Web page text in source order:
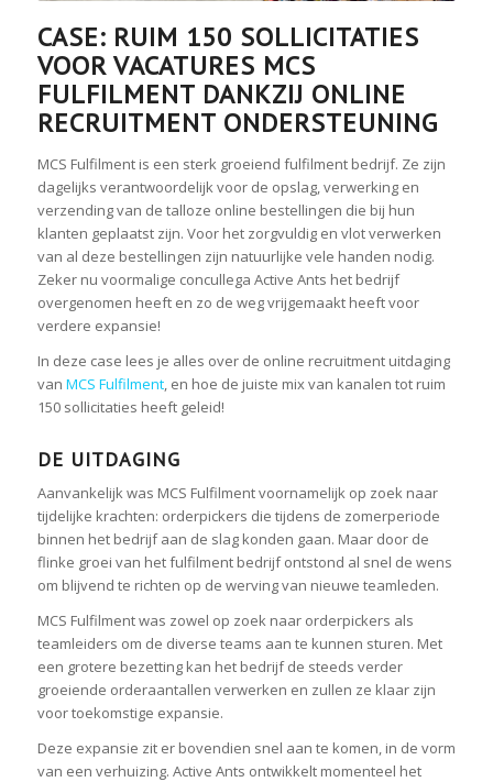
CASE: RUIM 150 SOLLICITATIES
VOOR VACATURES MCS
FULFILMENT DANKZIJ ONLINE
RECRUITMENT ONDERSTEUNING
MCS Fulfilment is een sterk groeiend fulfilment bedrijf. Ze zijn
dagelijks verantwoordelijk voor de opslag, verwerking en
verzending van de talloze online bestellingen die bij hun
klanten geplaatst zijn. Voor het zorgvuldig en vlot verwerken
van al deze bestellingen zijn natuurlijke vele handen nodig.
Zeker nu voormalige concullega Active Ants het bedrijf
overgenomen heeft en zo de weg vrijgemaakt heeft voor
verdere expansie!
In deze case lees je alles over de online recruitment uitdaging
van MCS Fulfilment, en hoe de juiste mix van kanalen tot ruim
150 sollicitaties heeft geleid!
DE UITDAGING
Aanvankelijk was MCS Fulfilment voornamelijk op zoek naar
tijdelijke krachten: orderpickers die tijdens de zomerperiode
binnen het bedrijf aan de slag konden gaan. Maar door de
flinke groei van het fulfilment bedrijf ontstond al snel de wens
om blijvend te richten op de werving van nieuwe teamleden.
MCS Fulfilment was zowel op zoek naar orderpickers als
teamleiders om de diverse teams aan te kunnen sturen. Met
een grotere bezetting kan het bedrijf de steeds verder
groeiende orderaantallen verwerken en zullen ze klaar zijn
voor toekomstige expansie.
Deze expansie zit er bovendien snel aan te komen, in de vorm
van een verhuizing. Active Ants ontwikkelt momenteel het